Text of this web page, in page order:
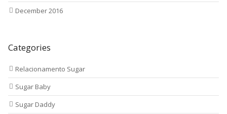
December 2016
Categories
Relacionamento Sugar
Sugar Baby
Sugar Daddy